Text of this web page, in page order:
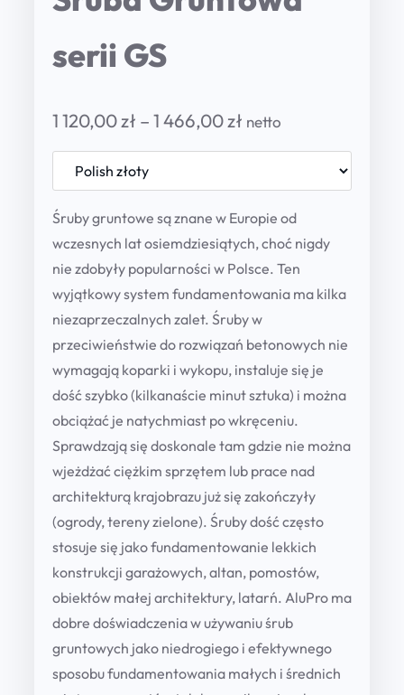
serii GS
1 120,00 zł – 1 466,00 zł P
r
c
e
r
n
g
e
1
1
2
,
0
0
netto
Śruby gruntowe są znane w Europie od
wczesnych lat osiemdziesiątych, choć nigdy
nie zdobyły popularności w Polsce. Ten
wyjątkowy system fundamentowania ma kilka
niezaprzeczalnych zalet. Śruby w
przeciwieństwie do rozwiązań betonowych nie
wymagają koparki i wykopu, instaluje się je
dość szybko (kilkanaście minut sztuka) i można
obciążać je natychmiast po wkręceniu.
Sprawdzają się doskonale tam gdzie nie można
wjeżdżać ciężkim sprzętem lub prace nad
architekturą krajobrazu już się zakończyły
(ogrody, tereny zielone). Śruby dość często
stosuje się jako fundamentowanie lekkich
konstrukcji garażowych, altan, pomostów,
obiektów małej architektury, latarń. AluPro ma
dobre doświadczenia w używaniu śrub
gruntowych jako niedrogiego i efektywnego
sposobu fundamentowania małych i średnich